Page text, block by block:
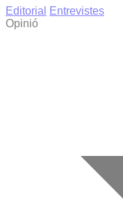
Editorial
Entrevistes
Opinió